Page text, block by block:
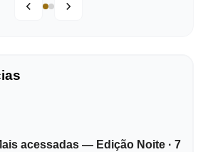
acessadas — Edição Noite · 7